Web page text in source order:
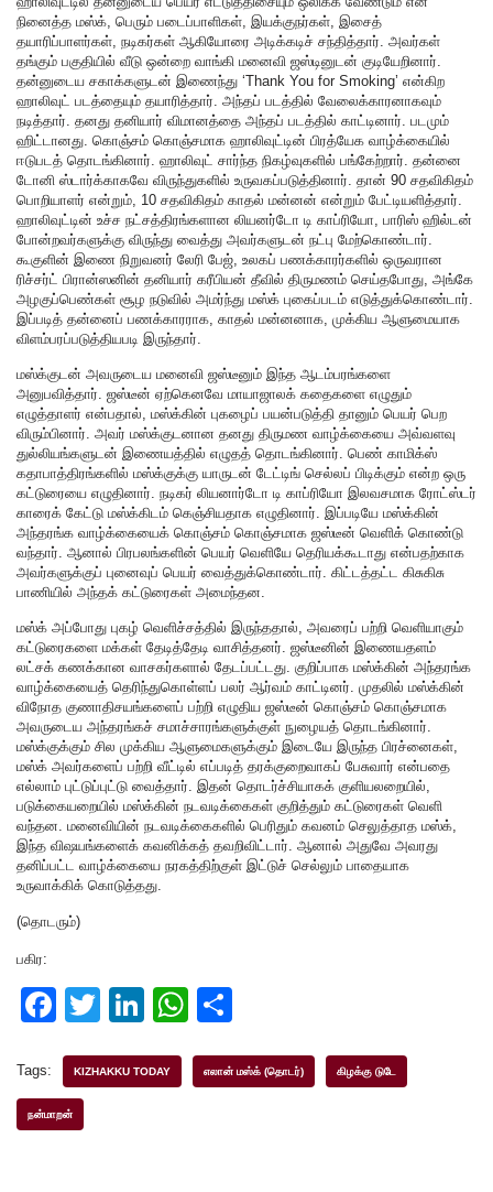
நினைத்த மஸ்க், பெரும் படைப்பாளிகள், இயக்குநர்கள், இசைத்
தயாரிப்பாளர்கள், நடிகர்கள் ஆகியோரை அடிக்கடிச் சந்தித்தார். அவர்கள்
தங்கும் பகுதியில் வீடு ஒன்றை வாங்கி மனைவி ஜஸ்டினுடன் குடியேறினார்.
தன்னுடைய சகாக்களுடன் இணைந்து ‘Thank You for Smoking’ என்கிற
ஹாலிவுட் படத்தையும் தயாரித்தார். அந்தப் படத்தில் வேலைக்காரனாகவும்
நடித்தார். தனது தனியார் விமானத்தை அந்தப் படத்தில் காட்டினார். படமும்
ஹிட்டானது. கொஞ்சம் கொஞ்சமாக ஹாலிவுட்டின் பிரத்யேக வாழ்க்கையில்
ஈடுபடத் தொடங்கினார். ஹாலிவுட் சார்ந்த நிகழ்வுகளில் பங்கேற்றார். தன்னை
டோனி ஸ்டார்க்காகவே விருந்துகளில் உருவகப்படுத்தினார். தான் 90 சதவிகிதம்
பொறியாளர் என்றும், 10 சதவிகிதம் காதல் மன்னன் என்றும் பேட்டியளித்தார்.
ஹாலிவுட்டின் உச்ச நட்சத்திரங்களான லியனர்டோ டி காப்ரியோ, பாரிஸ் ஹில்டன்
போன்றவர்களுக்கு விருந்து வைத்து அவர்களுடன் நட்பு மேற்கொண்டார்.
கூகுளின் இணை நிறுவனர் லேரி பேஜ், உலகப் பணக்காரர்களில் ஒருவரான
ரிச்சர்ட் பிரான்ஸனின் தனியார் கரீபியன் தீவில் திருமணம் செய்தபோது, அங்கே
அழகுப்பெண்கள் சூழ நடுவில் அமர்ந்து மஸ்க் புகைப்படம் எடுத்துக்கொண்டார்.
இப்படித் தன்னைப் பணக்காரராக, காதல் மன்னனாக, முக்கிய ஆளுமையாக
விளம்பரப்படுத்தியபடி இருந்தார்.
மஸ்க்குடன் அவருடைய மனைவி ஜஸ்டீனும் இந்த ஆடம்பரங்களை
அனுபவித்தார். ஜஸ்டீன் ஏற்கெனவே மாயாஜாலக் கதைகளை எழுதும்
எழுத்தாளர் என்பதால், மஸ்க்கின் புகழைப் பயன்படுத்தி தானும் பெயர் பெற
விரும்பினார். அவர் மஸ்க்குடனான தனது திருமண வாழ்க்கையை அவ்வளவு
துல்லியங்களுடன் இணையத்தில் எழுதத் தொடங்கினார். பெண் காமிக்ஸ்
கதாபாத்திரங்களில் மஸ்க்குக்கு யாருடன் டேட்டிங் செல்லப் பிடிக்கும் என்ற ஒரு
கட்டுரையை எழுதினார். நடிகர் லியனார்டோ டி காப்ரியோ இலவசமாக ரோட்ஸ்டர்
காரைக் கேட்டு மஸ்க்கிடம் கெஞ்சியதாக எழுதினார். இப்படியே மஸ்க்கின்
அந்தரங்க வாழ்க்கையைக் கொஞ்சம் கொஞ்சமாக ஜஸ்டீன் வெளிக் கொண்டு
வந்தார். ஆனால் பிரபலங்களின் பெயர் வெளியே தெரியக்கூடாது என்பதற்காக
அவர்களுக்குப் புனைவுப் பெயர் வைத்துக்கொண்டார். கிட்டத்தட்ட கிசுகிசு
பாணியில் அந்தக் கட்டுரைகள் அமைந்தன.
மஸ்க் அப்போது புகழ் வெளிச்சத்தில் இருந்ததால், அவரைப் பற்றி வெளியாகும்
கட்டுரைகளை மக்கள் தேடித்தேடி வாசித்தனர். ஜஸ்டீனின் இணையதளம்
லட்சக் கணக்கான வாசகர்களால் தேடப்பட்டது. குறிப்பாக மஸ்க்கின் அந்தரங்க
வாழ்க்கையைத் தெரிந்துகொள்ளப் பலர் ஆர்வம் காட்டினர். முதலில் மஸ்க்கின்
விநோத குணாதிசயங்களைப் பற்றி எழுதிய ஜஸ்டீன் கொஞ்சம் கொஞ்சமாக
அவருடைய அந்தரங்கச் சமாச்சாரங்களுக்குள் நுழையத் தொடங்கினார்.
மஸ்க்குக்கும் சில முக்கிய ஆளுமைகளுக்கும் இடையே இருந்த பிரச்னைகள்,
மஸ்க் அவர்களைப் பற்றி வீட்டில் எப்படித் தரக்குறைவாகப் பேசுவார் என்பதை
எல்லாம் புட்டுப்புட்டு வைத்தார். இதன் தொடர்ச்சியாகக் குளியலறையில்,
படுக்கையறையில் மஸ்க்கின் நடவடிக்கைகள் குறித்தும் கட்டுரைகள் வெளி
வந்தன. மனைவியின் நடவடிக்கைகளில் பெரிதும் கவனம் செலுத்தாத மஸ்க்,
இந்த விஷயங்களைக் கவனிக்கத் தவறிவிட்டார். ஆனால் அதுவே அவரது
தனிப்பட்ட வாழ்க்கையை நரகத்திற்குள் இட்டுச் செல்லும் பாதையாக
உருவாக்கிக் கொடுத்தது.
(தொடரும்)
பகிர:
F
c
e
T
tt
Li
k
W
at ar
Tags: KIZHAKKU TODAY எலான் மஸ்க் (தொடர்) கிழக்கு டுடே
நன்மாறன்